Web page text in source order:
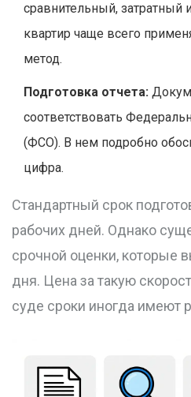
сравнительный,
квартир чаще всего
метод.
Подготовка отчета:
соответствовать
(ФСО). В нем подробно
цифра.
Стандартный срок
рабочих дней. Однако
срочной оценки, которые
дня. Цена за такую
суде сроки иногда имеют